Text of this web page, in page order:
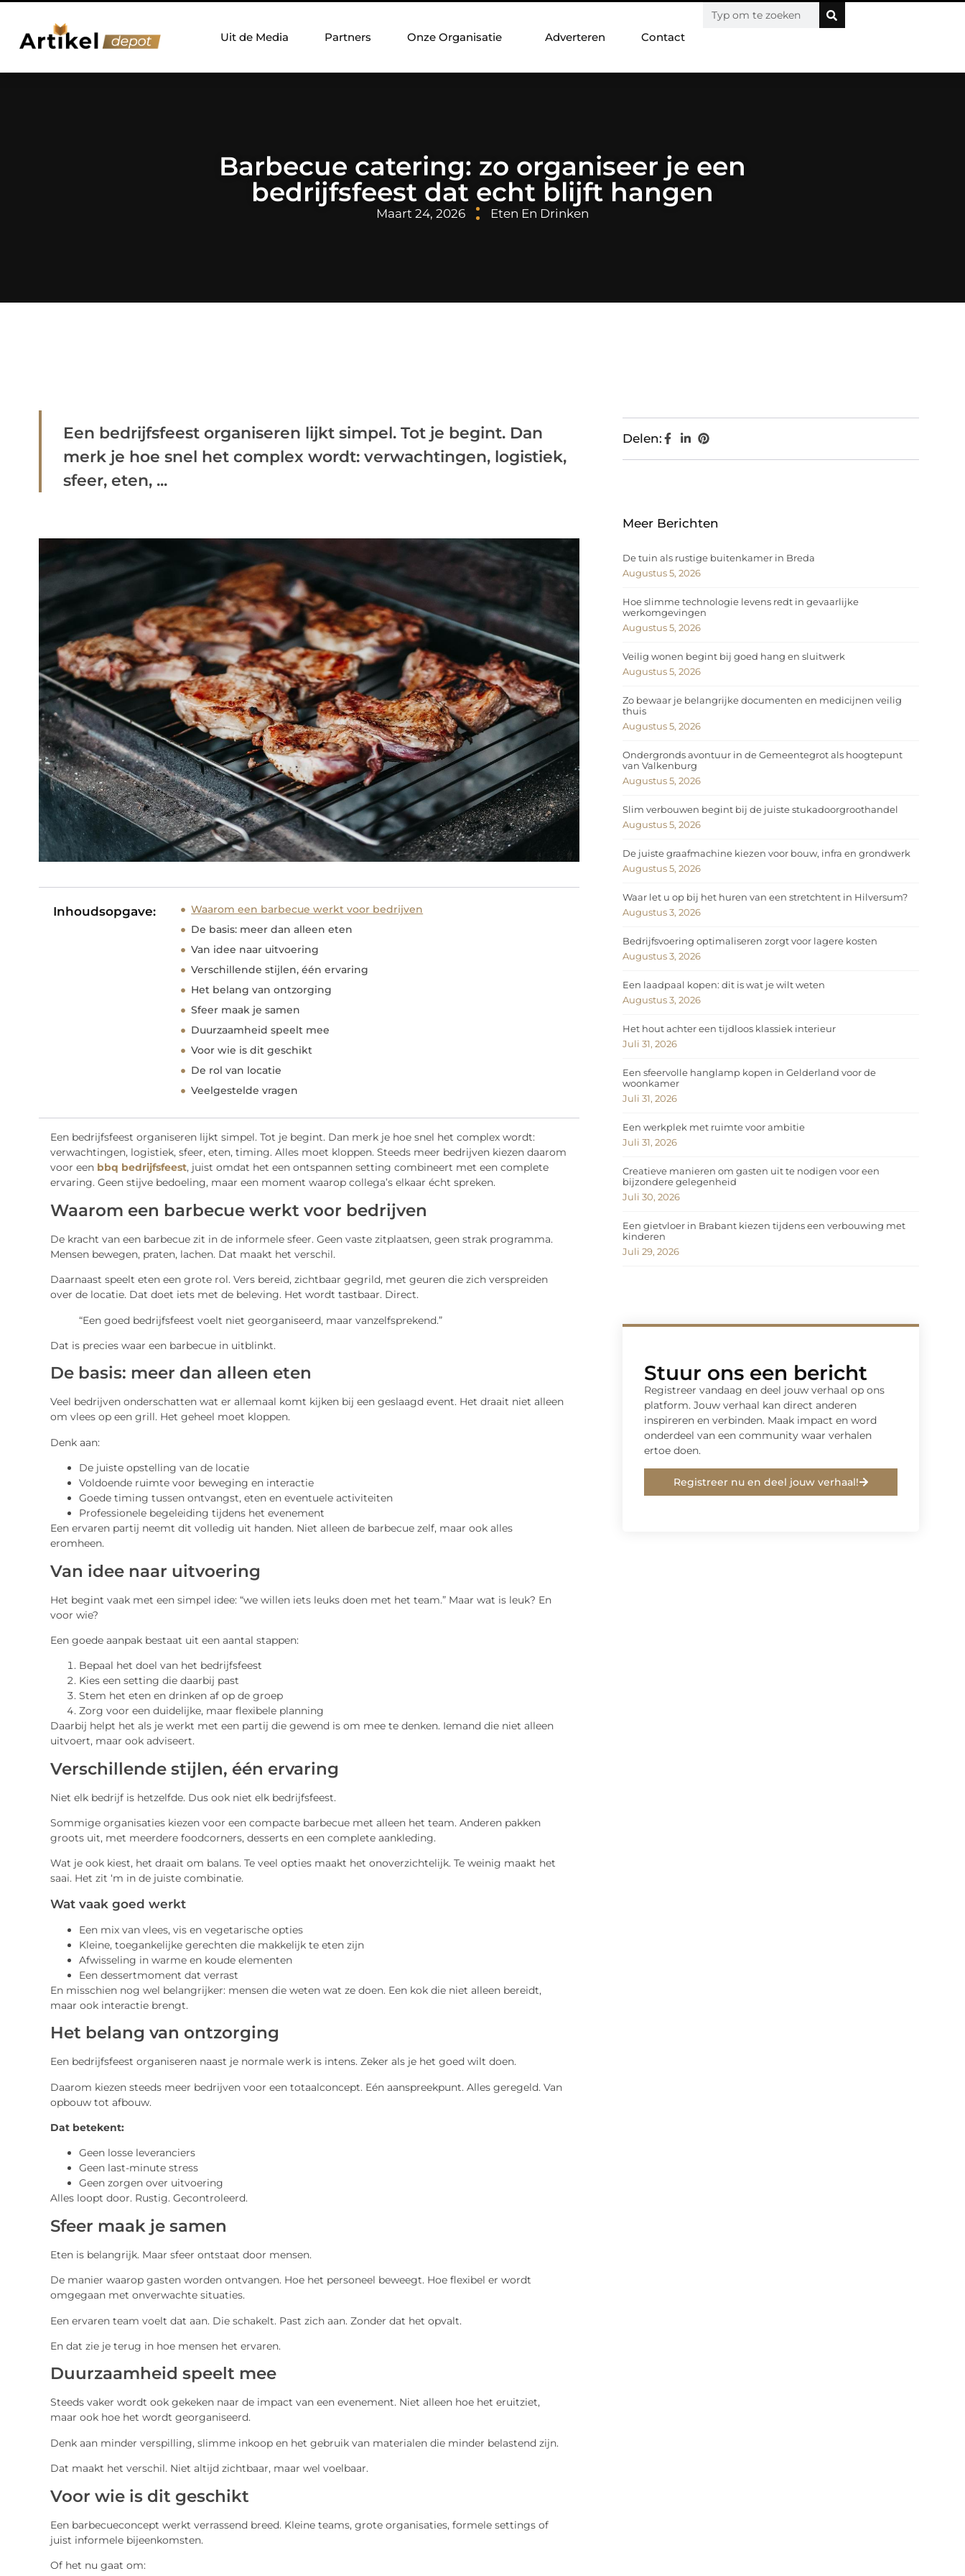
Uit de Media Partners Onze Organisatie Adverteren Contact
Barbecue catering: zo organiseer je een
bedrijfsfeest dat echt blijft hangen
Maart 24, 2026 Eten En Drinken
Een bedrijfsfeest organiseren lijkt simpel. Tot je begint. Dan
merk je hoe snel het complex wordt: verwachtingen, logistiek,
sfeer, eten, ...
Inhoudsopgave:
Waarom een barbecue werkt voor bedrijven
De basis: meer dan alleen eten
Van idee naar uitvoering
Verschillende stijlen, één ervaring
Het belang van ontzorging
Sfeer maak je samen
Duurzaamheid speelt mee
Voor wie is dit geschikt
De rol van locatie
Veelgestelde vragen
Een bedrijfsfeest organiseren lijkt simpel. Tot je begint. Dan merk je hoe snel het complex wordt:
verwachtingen, logistiek, sfeer, eten, timing. Alles moet kloppen. Steeds meer bedrijven kiezen daarom
voor een bbq bedrijfsfeest, juist omdat het een ontspannen setting combineert met een complete
ervaring. Geen stijve bedoeling, maar een moment waarop collega’s elkaar écht spreken.
Waarom een barbecue werkt voor bedrijven
De kracht van een barbecue zit in de informele sfeer. Geen vaste zitplaatsen, geen strak programma.
Mensen bewegen, praten, lachen. Dat maakt het verschil.
Daarnaast speelt eten een grote rol. Vers bereid, zichtbaar gegrild, met geuren die zich verspreiden
over de locatie. Dat doet iets met de beleving. Het wordt tastbaar. Direct.
“Een goed bedrijfsfeest voelt niet georganiseerd, maar vanzelfsprekend.”
Dat is precies waar een barbecue in uitblinkt.
De basis: meer dan alleen eten
Veel bedrijven onderschatten wat er allemaal komt kijken bij een geslaagd event. Het draait niet alleen
om vlees op een grill. Het geheel moet kloppen.
Denk aan:
De juiste opstelling van de locatie
Voldoende ruimte voor beweging en interactie
Goede timing tussen ontvangst, eten en eventuele activiteiten
Professionele begeleiding tijdens het evenement
Een ervaren partij neemt dit volledig uit handen. Niet alleen de barbecue zelf, maar ook alles
eromheen.
Van idee naar uitvoering
Het begint vaak met een simpel idee: “we willen iets leuks doen met het team.” Maar wat is leuk? En
voor wie?
Een goede aanpak bestaat uit een aantal stappen:
Bepaal het doel van het bedrijfsfeest
Kies een setting die daarbij past
Stem het eten en drinken af op de groep
Zorg voor een duidelijke, maar flexibele planning
Daarbij helpt het als je werkt met een partij die gewend is om mee te denken. Iemand die niet alleen
uitvoert, maar ook adviseert.
Verschillende stijlen, één ervaring
Niet elk bedrijf is hetzelfde. Dus ook niet elk bedrijfsfeest.
Sommige organisaties kiezen voor een compacte barbecue met alleen het team. Anderen pakken
groots uit, met meerdere foodcorners, desserts en een complete aankleding.
Wat je ook kiest, het draait om balans. Te veel opties maakt het onoverzichtelijk. Te weinig maakt het
saai. Het zit ‘m in de juiste combinatie.
Wat vaak goed werkt
Een mix van vlees, vis en vegetarische opties
Kleine, toegankelijke gerechten die makkelijk te eten zijn
Afwisseling in warme en koude elementen
Een dessertmoment dat verrast
En misschien nog wel belangrijker: mensen die weten wat ze doen. Een kok die niet alleen bereidt,
maar ook interactie brengt.
Het belang van ontzorging
Een bedrijfsfeest organiseren naast je normale werk is intens. Zeker als je het goed wilt doen.
Daarom kiezen steeds meer bedrijven voor een totaalconcept. Eén aanspreekpunt. Alles geregeld. Van
opbouw tot afbouw.
Dat betekent:
Geen losse leveranciers
Geen last-minute stress
Geen zorgen over uitvoering
Alles loopt door. Rustig. Gecontroleerd.
Sfeer maak je samen
Eten is belangrijk. Maar sfeer ontstaat door mensen.
De manier waarop gasten worden ontvangen. Hoe het personeel beweegt. Hoe flexibel er wordt
omgegaan met onverwachte situaties.
Een ervaren team voelt dat aan. Die schakelt. Past zich aan. Zonder dat het opvalt.
En dat zie je terug in hoe mensen het ervaren.
Duurzaamheid speelt mee
Steeds vaker wordt ook gekeken naar de impact van een evenement. Niet alleen hoe het eruitziet,
maar ook hoe het wordt georganiseerd.
Denk aan minder verspilling, slimme inkoop en het gebruik van materialen die minder belastend zijn.
Dat maakt het verschil. Niet altijd zichtbaar, maar wel voelbaar.
Voor wie is dit geschikt
Een barbecueconcept werkt verrassend breed. Kleine teams, grote organisaties, formele settings of
juist informele bijeenkomsten.
Of het nu gaat om:
Delen:
Meer Berichten
De tuin als rustige buitenkamer in Breda
Augustus 5, 2026
Hoe slimme technologie levens redt in gevaarlijke
werkomgevingen
Augustus 5, 2026
Veilig wonen begint bij goed hang en sluitwerk
Augustus 5, 2026
Zo bewaar je belangrijke documenten en medicijnen veilig
thuis
Augustus 5, 2026
Ondergronds avontuur in de Gemeentegrot als hoogtepunt
van Valkenburg
Augustus 5, 2026
Slim verbouwen begint bij de juiste stukadoorgroothandel
Augustus 5, 2026
De juiste graafmachine kiezen voor bouw, infra en grondwerk
Augustus 5, 2026
Waar let u op bij het huren van een stretchtent in Hilversum?
Augustus 3, 2026
Bedrijfsvoering optimaliseren zorgt voor lagere kosten
Augustus 3, 2026
Een laadpaal kopen: dit is wat je wilt weten
Augustus 3, 2026
Het hout achter een tijdloos klassiek interieur
Juli 31, 2026
Een sfeervolle hanglamp kopen in Gelderland voor de
woonkamer
Juli 31, 2026
Een werkplek met ruimte voor ambitie
Juli 31, 2026
Creatieve manieren om gasten uit te nodigen voor een
bijzondere gelegenheid
Juli 30, 2026
Een gietvloer in Brabant kiezen tijdens een verbouwing met
kinderen
Juli 29, 2026
Stuur ons een bericht
Registreer vandaag en deel jouw verhaal op ons
platform. Jouw verhaal kan direct anderen
inspireren en verbinden. Maak impact en word
onderdeel van een community waar verhalen
ertoe doen.
Registreer nu en deel jouw verhaal!